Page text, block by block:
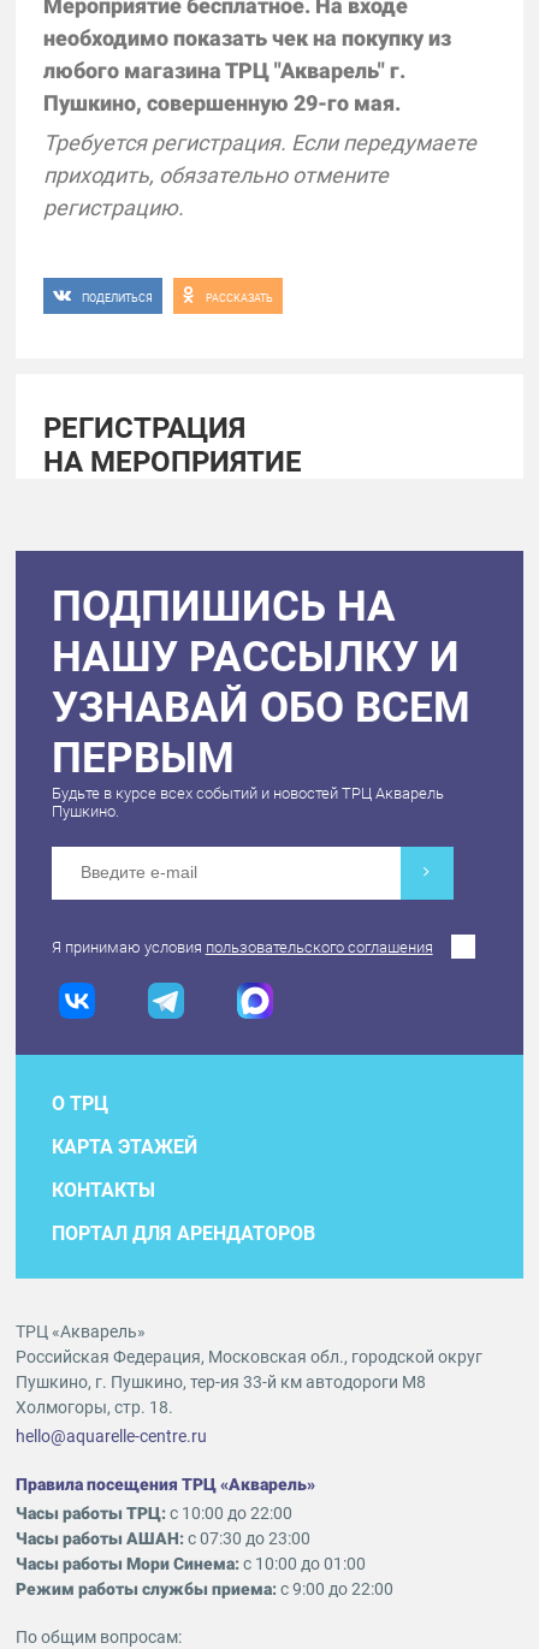
Мероприятие бесплатное. На входе
необходимо показать чек на покупку из
любого магазина ТРЦ "Акварель" г.
Пушкино, совершенную 29-го мая.
Требуется регистрация. Если передумаете
приходить, обязательно отмените
регистрацию.
ПОДЕЛИТЬСЯ РАССКАЗАТЬ
РЕГИСТРАЦИЯ
НА МЕРОПРИЯТИЕ
ПОДПИШИСЬ НА
НАШУ РАССЫЛКУ И
УЗНАВАЙ ОБО ВСЕМ
ПЕРВЫМ
Будьте в курсе всех событий и новостей ТРЦ Акварель
Пушкино.
Я принимаю условия пользовательского соглашения
О ТРЦ
КАРТА ЭТАЖЕЙ
КОНТАКТЫ
ПОРТАЛ ДЛЯ АРЕНДАТОРОВ
ТРЦ «Акварель»
Российская Федерация, Московская обл., городской округ
Пушкино, г. Пушкино, тер-ия 33-й км автодороги М8
Холмогоры, стр. 18.
hello@aquarelle-centre.ru
Правила посещения ТРЦ «Акварель»
Часы работы ТРЦ:с 10:00 до 22:00
Часы работы АШАН:с 07:30 до 23:00
Часы работы Мори Синема:с 10:00 до 01:00
Режим работы службы приема:с 9:00 до 22:00
По общим вопросам: